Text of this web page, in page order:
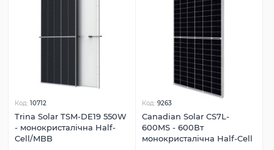
Код: 10712
Trina Solar TSM-DE19 550W
- монокристалічна Half-
Cell/MBB
Код: 9263
Canadian Solar CS7L-
600MS - 600Вт
монокристалічна Half-Cell